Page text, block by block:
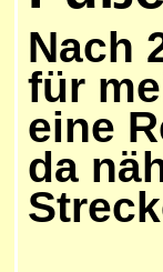
Nach
für
eine
da